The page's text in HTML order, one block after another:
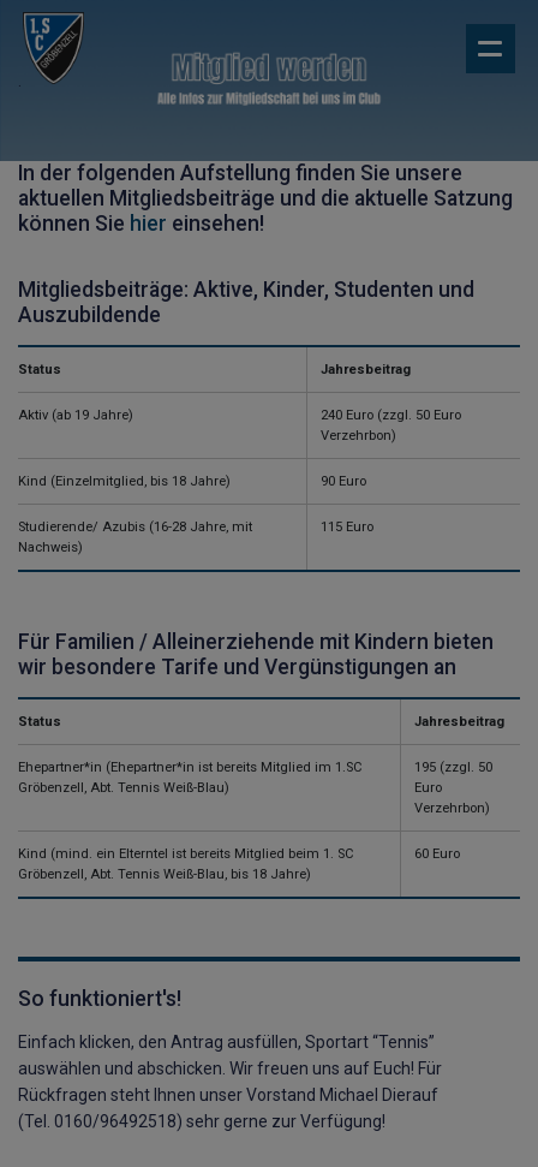
In der folgenden Aufstellung finden Sie unsere
aktuellen Mitgliedsbeiträge und die aktuelle Satzung
können Sie hier einsehen!
Mitgliedsbeiträge: Aktive, Kinder, Studenten und
Auszubildende
Status Jahresbeitrag
Aktiv (ab 19 Jahre)
240 Euro (zzgl. 50 Euro
Verzehrbon)
Kind (Einzelmitglied, bis 18 Jahre) 90 Euro
Studierende/ Azubis (16-28 Jahre, mit
Nachweis)
115 Euro
Für Familien / Alleinerziehende mit Kindern bieten
wir besondere Tarife und Vergünstigungen an
Status Jahresbeitrag
Ehepartner*in (Ehepartner*in ist bereits Mitglied im 1.SC
Gröbenzell, Abt. Tennis Weiß-Blau)
195 (zzgl. 50
Euro
Verzehrbon)
Kind (mind. ein Elterntel ist bereits Mitglied beim 1. SC
Gröbenzell, Abt. Tennis Weiß-Blau, bis 18 Jahre)
60 Euro
So funktioniert's!
Einfach klicken, den Antrag ausfüllen, Sportart “Tennis”
auswählen und abschicken. Wir freuen uns auf Euch! Für
Rückfragen steht Ihnen unser Vorstand Michael Dierauf
(Tel. 0160/96492518) sehr gerne zur Verfügung!